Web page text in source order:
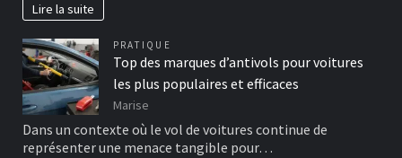
Lire la suite
PRATIQUE
Top des marques d’antivols pour voitures
les plus populaires et efficaces
Marise
Dans un contexte où le vol de voitures continue de
représenter une menace tangible pour…